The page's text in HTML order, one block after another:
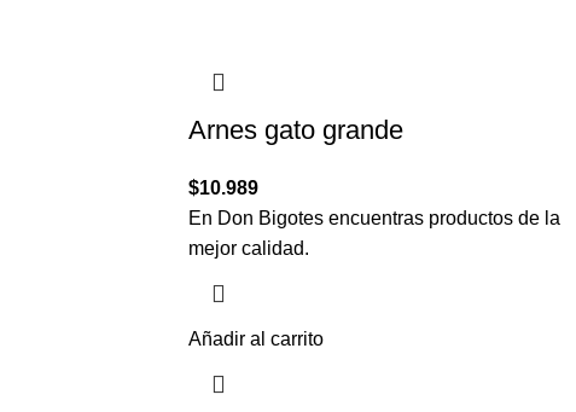
Arnes gato grande
$10.989
En Don Bigotes encuentras productos de la
mejor calidad.
Añadir al carrito